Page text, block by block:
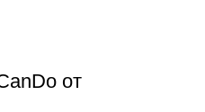
от